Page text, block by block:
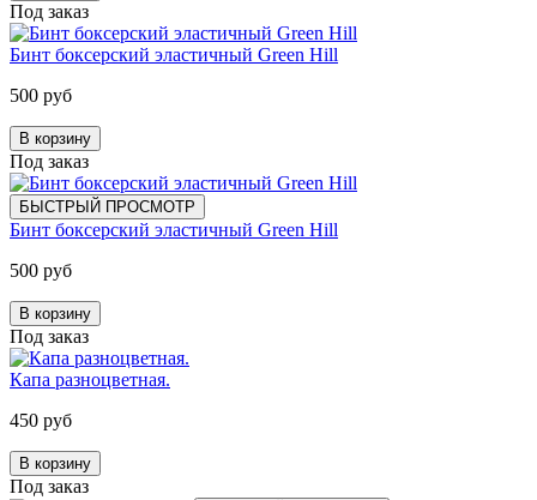
Под заказ
Бинт боксерский эластичный Green Hill
500 руб
В корзину
Под заказ
БЫСТРЫЙ ПРОСМОТР
Бинт боксерский эластичный Green Hill
500 руб
В корзину
Под заказ
Капа разноцветная.
450 руб
В корзину
Под заказ